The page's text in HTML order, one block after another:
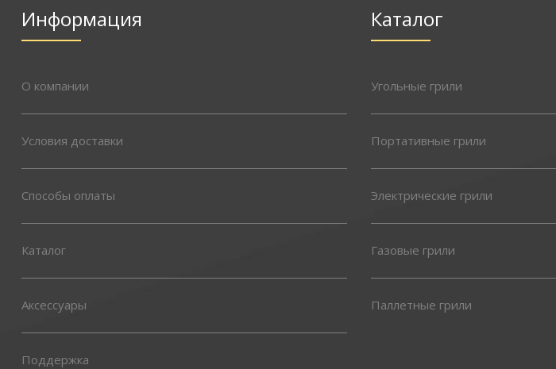
Информация
О компании
Условия доставки
Способы оплаты
Каталог
Аксессуары
Поддержка
Каталог
Угольные грили
Портативные грили
Электрические грили
Газовые грили
Паллетные грили